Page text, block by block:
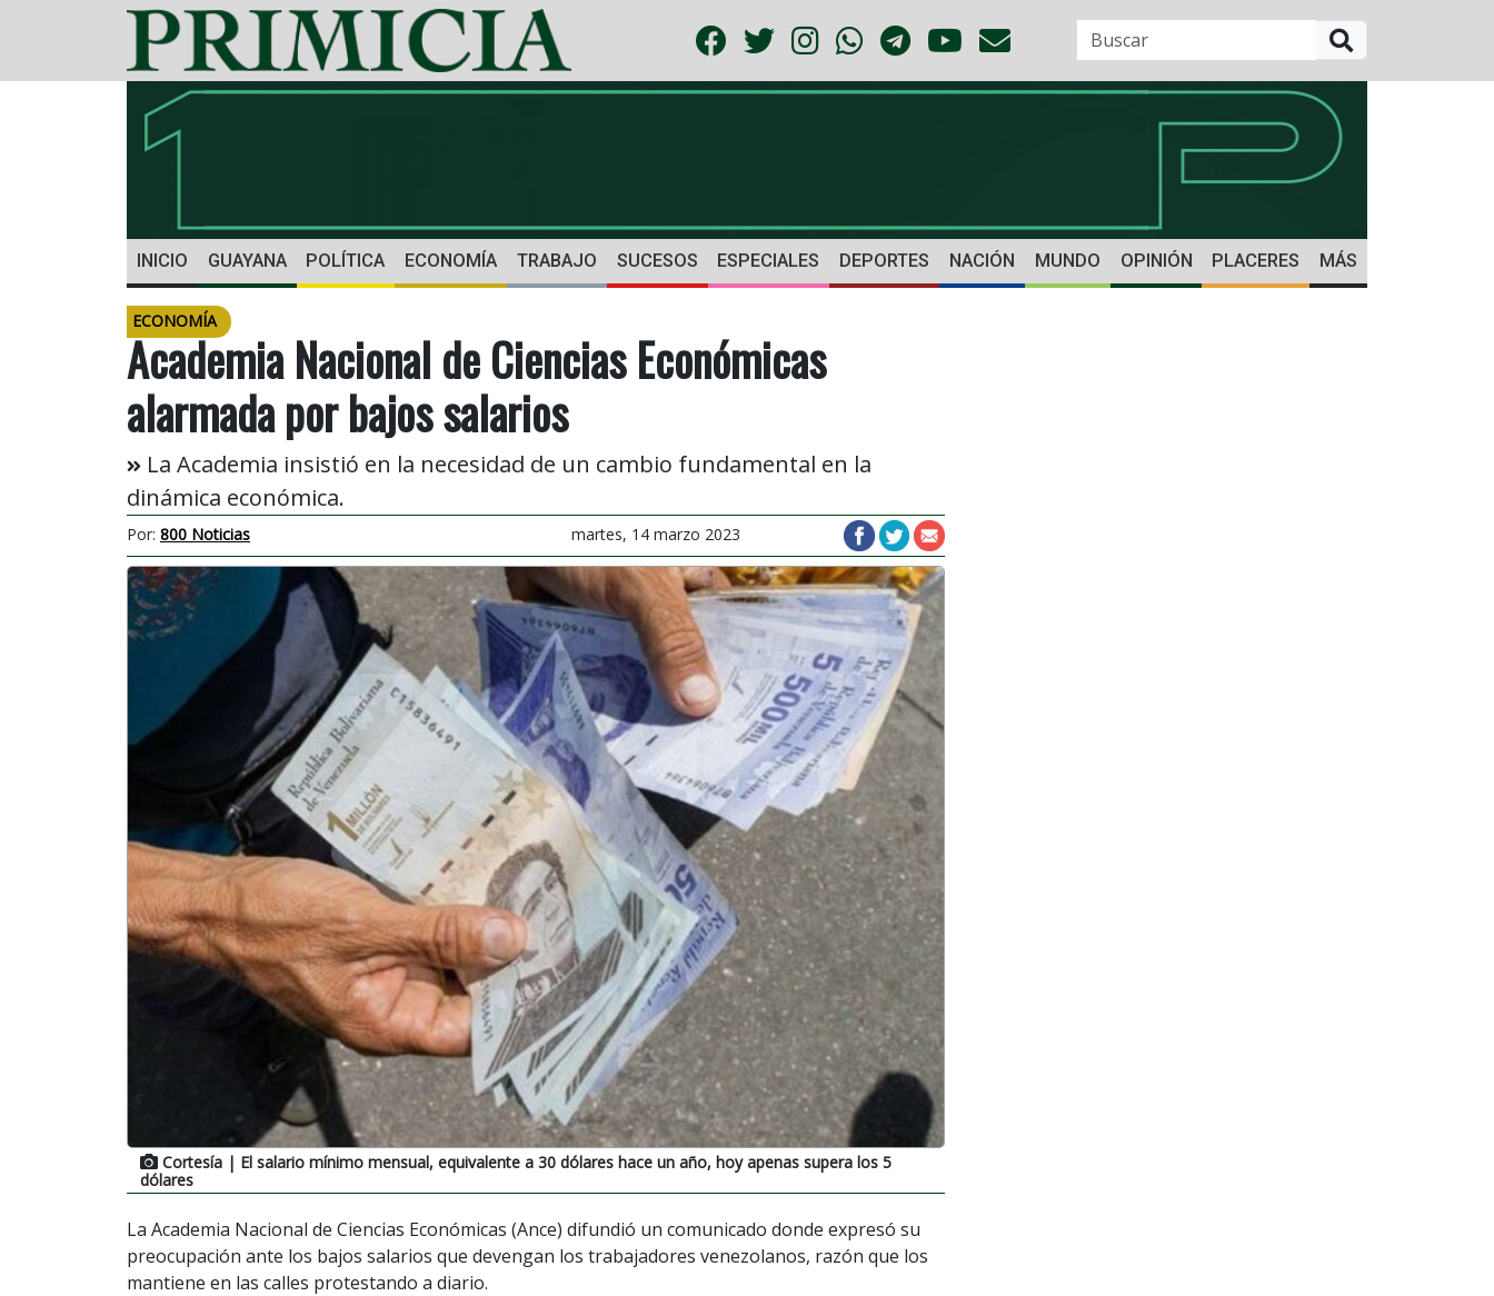
INICIO GUAYANA POLÍTICA ECONOMÍA TRABAJO SUCESOS ESPECIALES DEPORTES NACIÓN MUNDO OPINIÓN PLACERES MÁS
ECONOMÍA
Academia Nacional de Ciencias Económicas
alarmada por bajos salarios
La Academia insistió en la necesidad de un cambio fundamental en la
dinámica económica.
Por: 800 Noticias martes, 14 marzo 2023
Cortesía | El salario mínimo mensual, equivalente a 30 dólares hace un año, hoy apenas supera los 5
dólares
La Academia Nacional de Ciencias Económicas (Ance) difundió un comunicado donde expresó su
preocupación ante los bajos salarios que devengan los trabajadores venezolanos, razón que los
mantiene en las calles protestando a diario.